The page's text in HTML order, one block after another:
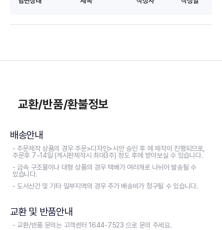
교환/반품/환불정보
배송안내
- 주문제작 상품의 경우 주문>디자인>시안 승인 후 에 제작이 진행되므로,
주문후 7~14일 (게시판제작시 최대3주) 정도 후에 받아보실 수 있습니다.
- 금속 구조물이나 대형 상품의 경우 택배가 여러개로 나뉘어 발송될 수
있습니다.
- 도서산간 및 기타 일부지역의 경우 추가 배송비가 청구될 수 있습니다.
교환 및 반품안내
- 교환/반품 문의는 고객센터 1644-7523 으로 문의 주세요.